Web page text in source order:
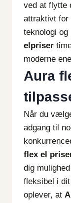
ved at flytte
attraktivt for
teknologi og
elpriser
moderne
Aura
Når du
adgang til
flex el
dig
fleksibel i
oplever, at